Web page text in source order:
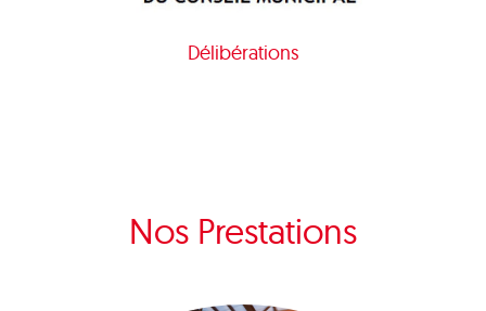
Délibérations
Nos Prestations